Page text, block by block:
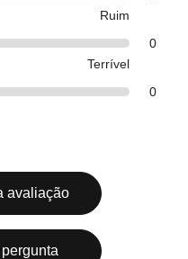
Ruim
0
Terrível
0
avaliação